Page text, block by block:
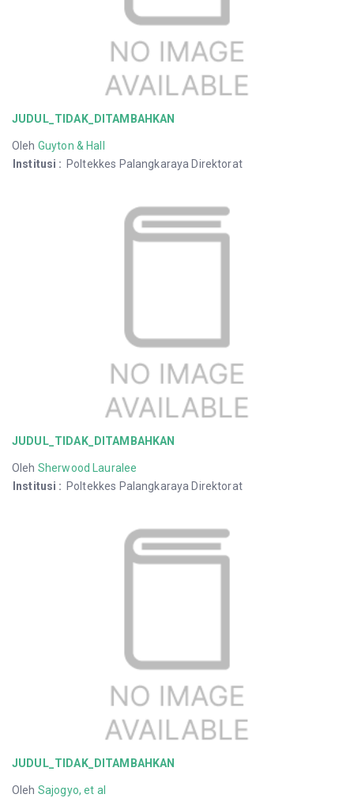
JUDUL_TIDAK_DITAMBAHKAN
Oleh Guyton & Hall
Institusi : Poltekkes Palangkaraya Direktorat
JUDUL_TIDAK_DITAMBAHKAN
Oleh Sherwood Lauralee
Institusi : Poltekkes Palangkaraya Direktorat
JUDUL_TIDAK_DITAMBAHKAN
Oleh Sajogyo, et al